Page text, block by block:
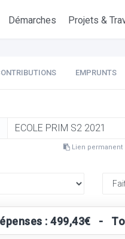
Démarches Projets &
EMPRUNTS
Lien permanent
: 499,43€ -